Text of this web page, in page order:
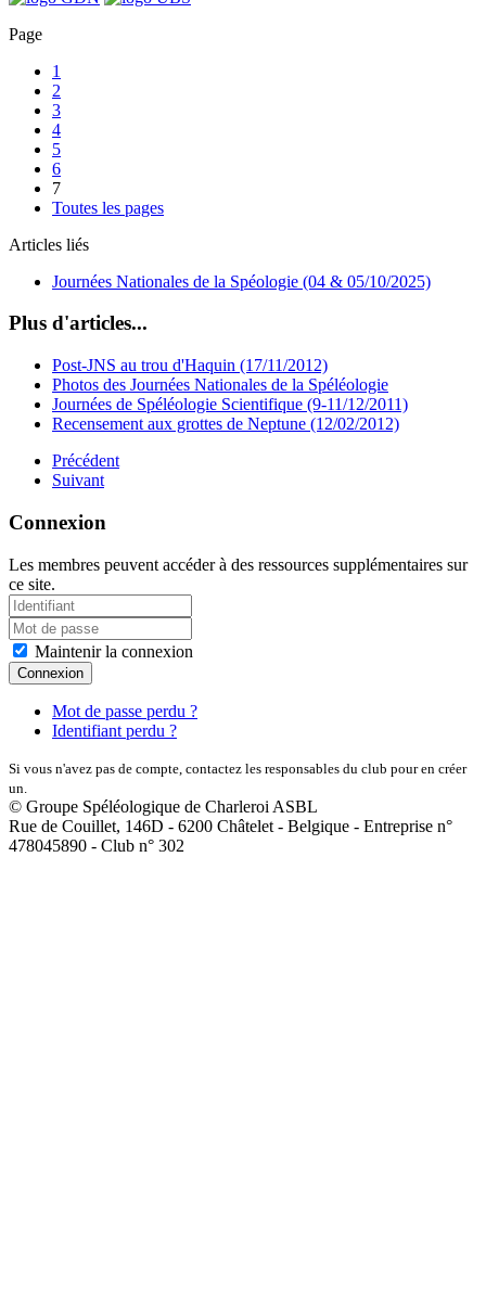
Page
1
2
3
4
5
6
7
Toutes les pages
Articles liés
Journées Nationales de la Spéologie (04 & 05/10/2025)
Plus d'articles...
Post-JNS au trou d'Haquin (17/11/2012)
Photos des Journées Nationales de la Spéléologie
Journées de Spéléologie Scientifique (9-11/12/2011)
Recensement aux grottes de Neptune (12/02/2012)
Précédent
Suivant
Connexion
Les membres peuvent accéder à des ressources supplémentaires sur
ce site.
Maintenir la connexion
Connexion
Mot de passe perdu ?
Identifiant perdu ?
Si vous n'avez pas de compte, contactez les responsables du club pour en créer
un.
© Groupe Spéléologique de Charleroi ASBL
Rue de Couillet, 146D - 6200 Châtelet - Belgique - Entreprise n°
478045890 - Club n° 302